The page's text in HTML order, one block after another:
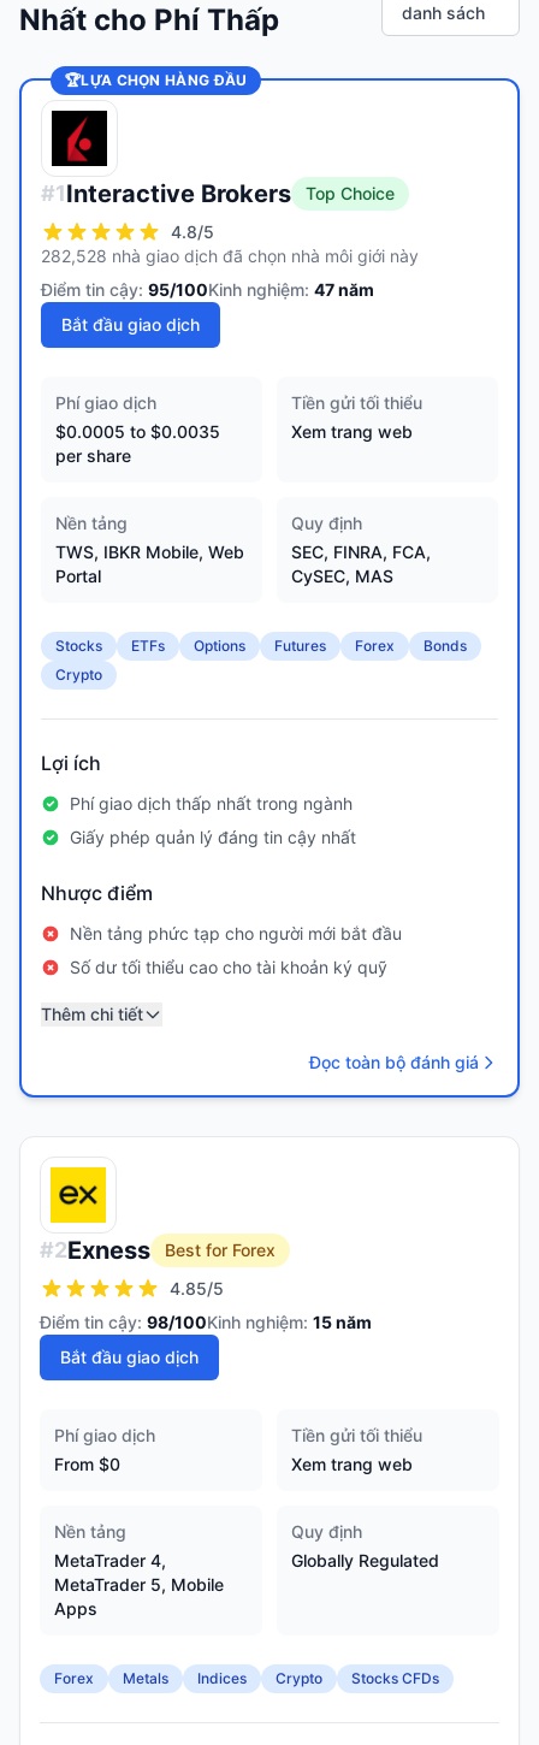
Nhất cho Phí Thấp
danh sách
🏆LỰA CHỌN HÀNG ĐẦU
#1Interactive Brokers
Top Choice
4.8/5
282,528 nhà giao dịch đã chọn nhà môi giới này
Điểm tin cậy: 95/100Kinh nghiệm: 47năm
Bắt đầu giao dịch
Phí giao dịch
$0.0005 to $0.0035
per share
Tiền gửi tối thiểu
Xem trang web
Nền tảng
TWS, IBKR Mobile, Web
Portal
Quy định
SEC, FINRA, FCA,
CySEC, MAS
Stocks ETFs Options Futures Forex
Bonds
Crypto
Lợi ích
Phí giao dịch thấp nhất trong ngành
Giấy phép quản lý đáng tin cậy nhất
Nhược điểm
Nền tảng phức tạp cho người mới bắt đầu
Số dư tối thiểu cao cho tài khoản ký quỹ
Thêm chi tiết
Đọc toàn bộ đánh giá
#2Exness
Best for Forex
4.85/5
Điểm tin cậy: 98/100Kinh nghiệm: 15năm
Bắt đầu giao dịch
Phí giao dịch
From $0
Tiền gửi tối thiểu
Xem trang web
Nền tảng
MetaTrader 4,
MetaTrader 5, Mobile
Apps
Quy định
Globally Regulated
Forex Metals Indices Crypto Stocks CFDs